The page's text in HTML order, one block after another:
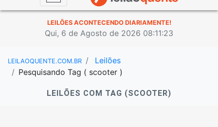
LEILÕES ACONTECENDO DIARIAMENTE!
Qui, 6 de Agosto de 2026 08:11:23
LEILAOQUENTE.COM.BR
Leilões
Pesquisando Tag ( scooter )
LEILÕES COM TAG (SCOOTER)